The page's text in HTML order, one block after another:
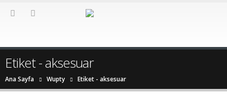
Etiket - aksesuar
Ana Sayfa Wupty Etiket - aksesuar